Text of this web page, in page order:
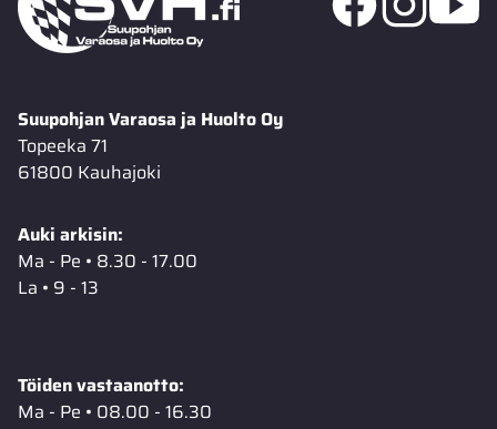
Suupohjan Varaosa ja Huolto Oy
Topeeka 71
61800 Kauhajoki
Auki arkisin:
Ma - Pe • 8.30 - 17.00
La • 9 - 13
Töiden vastaanotto:
Ma - Pe • 08.00 - 16.30